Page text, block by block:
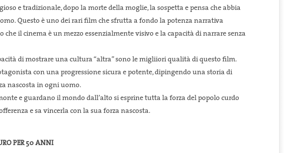
Towards a Venice's Ecofeminist
Manifest
2020
Towards a Venice's Ecofeminist
Manifest
2020
info@fortinfest.org
e tradizionale, dopo la morte della moglie, la sospetta e pensa che abbia
Questo è uno dei rari film che sfrutta a fondo la potenza narrativa
il cinema è un mezzo essenzialmente visivo e la capacità di narrare senza
di mostrare una cultura “altra” sono le migliiori qualità di questo film.
con una progressione sicura e potente, dipingendo una storia di
nascosta in ogni uomo.
e guardano il mondo dall’alto si esprine tutta la forza del popolo curdo
e sa vincerla con la sua forza nascosta.
PER 50 ANNI